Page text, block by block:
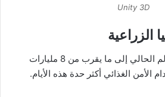
Unity 3D
الزراعية
مع وصول عدد سكان العالم الحالي إلى ما يقرب من 8 مليارات
الأمن الغذائي أكثر حدة هذه الأيام.